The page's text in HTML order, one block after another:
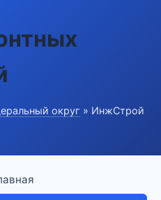
округ » ИнжСтрой